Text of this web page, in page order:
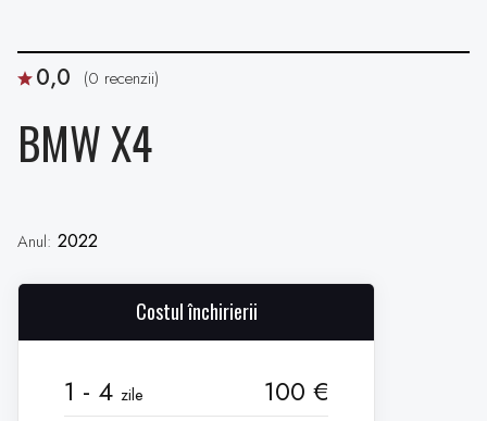
0,0 (0 recenzii)
BMW X4
Anul: 2022
Costul închirierii
1 - 4 zile
100 €